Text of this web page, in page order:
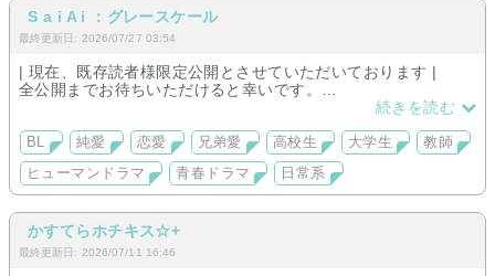
S a i A i ：グレースケール
最終更新日: 2026/07/27 03:54
| 現在、既存読者様限定公開とさせていただいております |
全公開までお待ちいただけると幸いです。
エピソードストーリーにおいて、一部軽い性描写の表現があり
ますのでご留意ください。
タップ&クリックで読み進めるチャットノベル形式ですが、心情
描写・表現などの地の文が多い、【ゆさみん流チャトノベル】
です。
続きを読む
BL 純愛 恋愛 兄弟愛 高校生 大学生
教師
ヒューマンドラマ
青春ドラマ 日常系
かすてらホチキス☆+
最終更新日: 2026/07/11 16:46